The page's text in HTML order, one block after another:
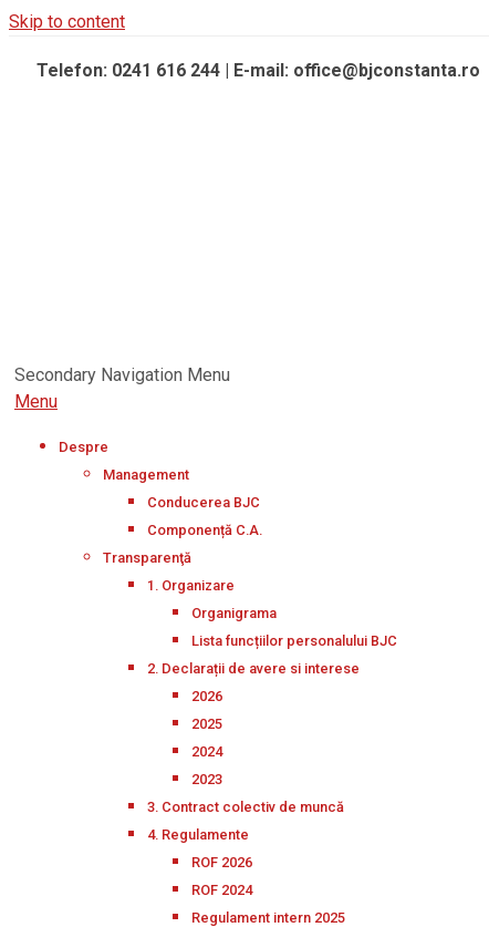
Skip to content
Telefon: 0241 616 244 | E-mail: office@bjconstanta.ro
Secondary Navigation Menu
Menu
Despre
Management
Conducerea BJC
Componență C.A.
Transparenţă
1. Organizare
Organigrama
Lista funcțiilor personalului BJC
2. Declarații de avere si interese
2026
2025
2024
2023
3. Contract colectiv de muncă
4. Regulamente
ROF 2026
ROF 2024
Regulament intern 2025